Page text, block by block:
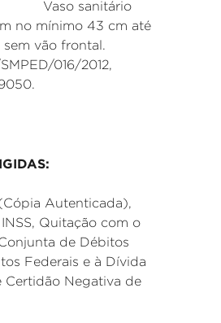
sanitário
no mínimo 43 cm até
vão frontal.
016/2012,
Autenticada),
Quitação com o
de Débitos
Federais e à Dívida
Certidão Negativa de